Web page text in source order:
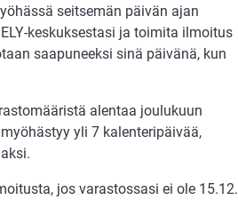
seitsemän päivän ajan
keskuksestasi ja toimita ilmoitus
saapuneeksi sinä päivänä, kun
alentaa joulukuun
yli 7 kalenteripäivää,
jos varastossasi ei ole 15.12.